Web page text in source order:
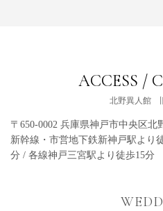
ACCESS /
北野異人館
〒650-0002 兵庫県神戸市中央区北
新幹線・市営地下鉄新神戸駅より
分 / 各線神戸三宮駅より徒歩15分